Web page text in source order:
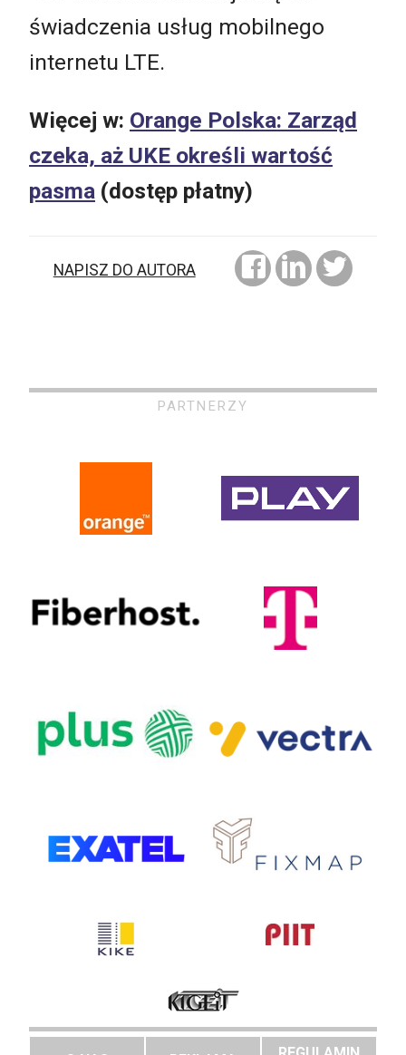
świadczenia usług mobilnego
internetu LTE.
Więcej w: Orange Polska: Zarząd
czeka, aż UKE określi wartość
pasma (dostęp płatny)
NAPISZ DO AUTORA
PARTNERZY